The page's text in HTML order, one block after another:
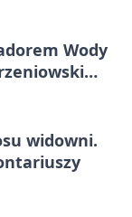
Wody
widowni.